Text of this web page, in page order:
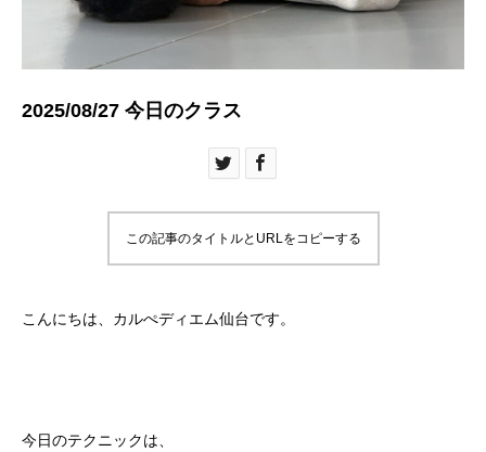
2025/08/27 今日のクラス
この記事のタイトルとURLをコピーする
こんにちは、カルぺディエム仙台です。
今日のテクニックは、